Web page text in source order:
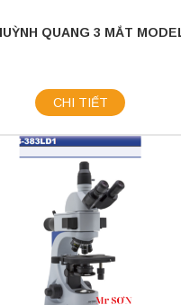
QUANG 3 MẮT
CHI TIẾT